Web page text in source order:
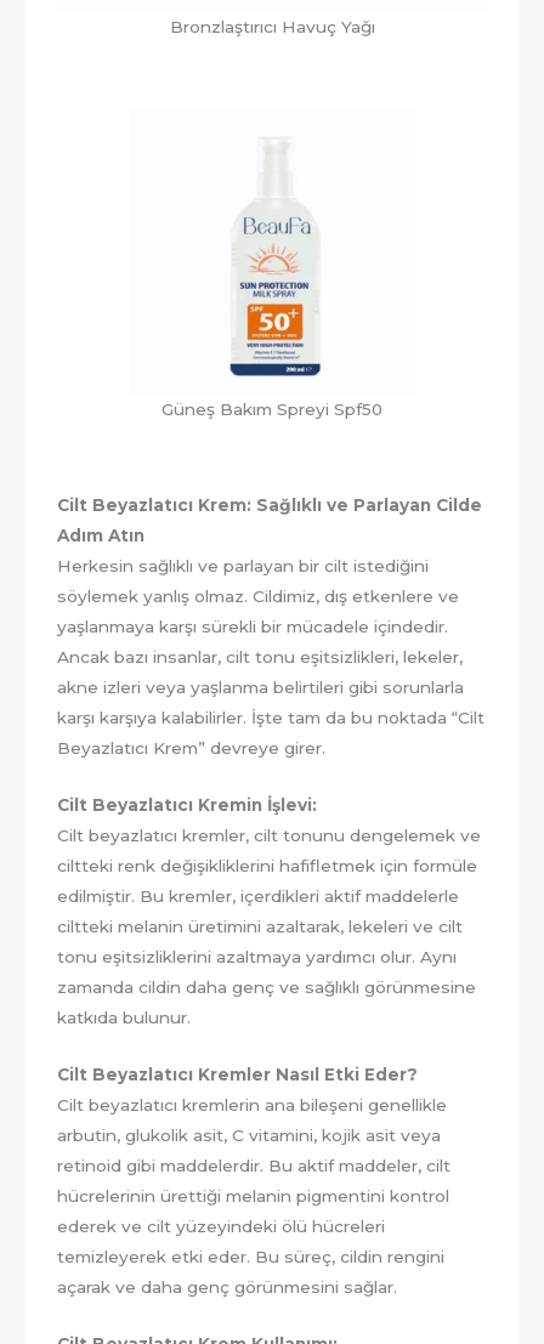
Bronzlaştırıcı Havuç Yağı
Güneş Bakım Spreyi Spf50
Cilt Beyazlatıcı Krem: Sağlıklı ve Parlayan Cilde
Adım Atın
Herkesin sağlıklı ve parlayan bir cilt istediğini
söylemek yanlış olmaz. Cildimiz, dış etkenlere ve
yaşlanmaya karşı sürekli bir mücadele içindedir.
Ancak bazı insanlar, cilt tonu eşitsizlikleri, lekeler,
akne izleri veya yaşlanma belirtileri gibi sorunlarla
karşı karşıya kalabilirler. İşte tam da bu noktada “Cilt
Beyazlatıcı Krem” devreye girer.
Cilt Beyazlatıcı Kremin İşlevi:
Cilt beyazlatıcı kremler, cilt tonunu dengelemek ve
ciltteki renk değişikliklerini hafifletmek için formüle
edilmiştir. Bu kremler, içerdikleri aktif maddelerle
ciltteki melanin üretimini azaltarak, lekeleri ve cilt
tonu eşitsizliklerini azaltmaya yardımcı olur. Aynı
zamanda cildin daha genç ve sağlıklı görünmesine
katkıda bulunur.
Cilt Beyazlatıcı Kremler Nasıl Etki Eder?
Cilt beyazlatıcı kremlerin ana bileşeni genellikle
arbutin, glukolik asit, C vitamini, kojik asit veya
retinoid gibi maddelerdir. Bu aktif maddeler, cilt
hücrelerinin ürettiği melanin pigmentini kontrol
ederek ve cilt yüzeyindeki ölü hücreleri
temizleyerek etki eder. Bu süreç, cildin rengini
açarak ve daha genç görünmesini sağlar.